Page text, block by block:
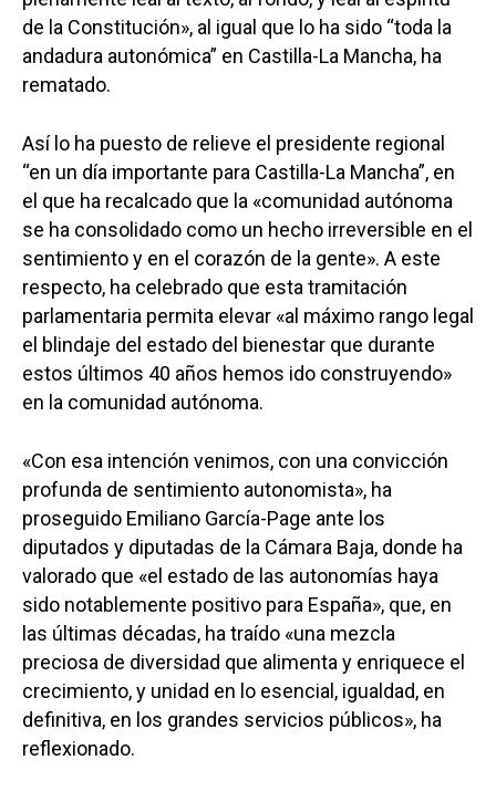
de la Constitución», al igual que lo ha sido “toda la
andadura autonómica” en Castilla-La Mancha, ha
rematado.
Así lo ha puesto de relieve el presidente regional
“en un día importante para Castilla-La Mancha”, en
el que ha recalcado que la «comunidad autónoma
se ha consolidado como un hecho irreversible en el
sentimiento y en el corazón de la gente». A este
respecto, ha celebrado que esta tramitación
parlamentaria permita elevar «al máximo rango legal
el blindaje del estado del bienestar que durante
estos últimos 40 años hemos ido construyendo»
en la comunidad autónoma.
«Con esa intención venimos, con una convicción
profunda de sentimiento autonomista», ha
proseguido Emiliano García-Page ante los
diputados y diputadas de la Cámara Baja, donde ha
valorado que «el estado de las autonomías haya
sido notablemente positivo para España», que, en
las últimas décadas, ha traído «una mezcla
preciosa de diversidad que alimenta y enriquece el
crecimiento, y unidad en lo esencial, igualdad, en
definitiva, en los grandes servicios públicos», ha
reflexionado.